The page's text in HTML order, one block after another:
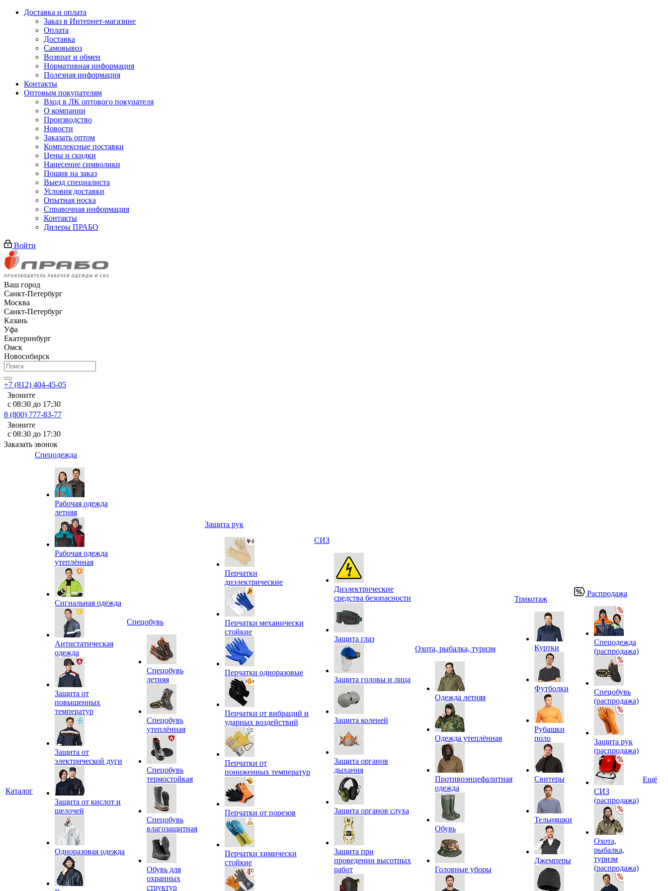
Доставка и оплата
Заказ в Интернет-магазине
Оплата
Доставка
Самовывоз
Возврат и обмен
Нормативная информация
Полезная информация
Контакты
Оптовым покупателям
Вход в ЛК оптового покупателя
О компании
Производство
Новости
Заказать оптом
Комплексные поставки
Цены и скидки
Нанесение символики
Пошив на заказ
Выезд специалиста
Условия доставки
Опытная носка
Справочная информация
Контакты
Дилеры ПРАБО
Войти
Ваш город
Санкт-Петербург
Москва
Санкт-Петербург
Казань
Уфа
Екатеринбург
Омск
Новосибирск
+7 (812) 404-45-05
Звоните
с 08:30 до 17:30
8 (800) 777-83-77
Звоните
с 08:30 до 17:30
Заказать звонок
Каталог
Спецодежда
Рабочая одежда
летняя
Рабочая одежда
утеплённая
Сигнальная одежда
Антистатическая
одежда
Защита от
повышенных
температур
Защита от
электрической дуги
Защита от кислот и
щелочей
Одноразовая одежда
Спецобувь
Спецобувь
летняя
Спецобувь
утеплённая
Спецобувь
термостойкая
Спецобувь
влагозащитная
Обувь для
охранных
структур
Защита рук
Перчатки
диэлектрические
Перчатки механически
стойкие
Перчатки одноразовые
Перчатки от вибраций и
ударных воздействий
Перчатки от
пониженных температур
Перчатки от порезов
Перчатки химически
стойкие
СИЗ
Диэлектрические
средства безопасности
Защита глаз
Защита головы и лица
Защита коленей
Защита органов
дыхания
Защита органов слуха
Защита при
проведении высотных
работ
Охота, рыбалка, туризм
Одежда летняя
Одежда утеплённая
Противоэнцефалитная
одежда
Обувь
Головные уборы
Трикотаж
Куртки
Футболки
Рубашки
поло
Свитеры
Тельняшки
Джемперы
Распродажа
Спецодежда
(распродажа)
Спецобувь
(распродажа)
Защита рук
(распродажа)
СИЗ
(распродажа)
Охота,
рыбалка,
туризм
(распродажа)
Ещё